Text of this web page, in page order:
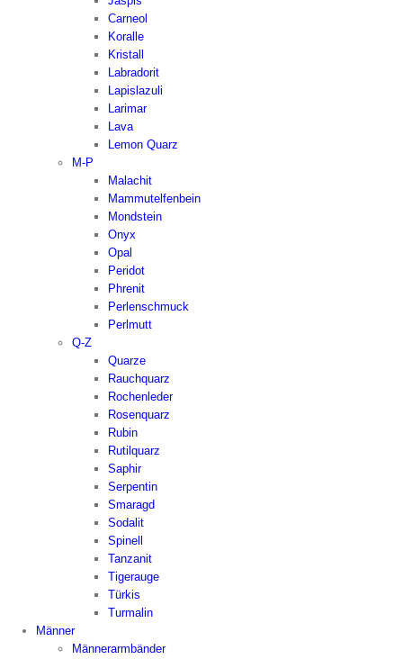
Carneol
Koralle
Kristall
Labradorit
Lapislazuli
Larimar
Lava
Lemon Quarz
M-P
Malachit
Mammutelfenbein
Mondstein
Onyx
Opal
Peridot
Phrenit
Perlenschmuck
Perlmutt
Q-Z
Quarze
Rauchquarz
Rochenleder
Rosenquarz
Rubin
Rutilquarz
Saphir
Serpentin
Smaragd
Sodalit
Spinell
Tanzanit
Tigerauge
Türkis
Turmalin
Männer
Männerarmbänder